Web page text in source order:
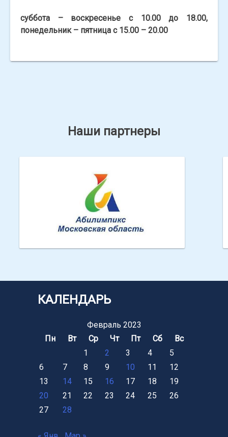
суббота – воскресенье с 10.00 до 18.00,
понедельник – пятница с 15.00 – 20.00
Наши партнеры
КАЛЕНДАРЬ
Февраль 2023
Пн
Вт Ср Чт Пт Сб
Вс
1
2 3 4
5
6
7 8 9 10 11
12
13
14 15 16 17 18
19
20
21 22 23 24 25
26
27
28